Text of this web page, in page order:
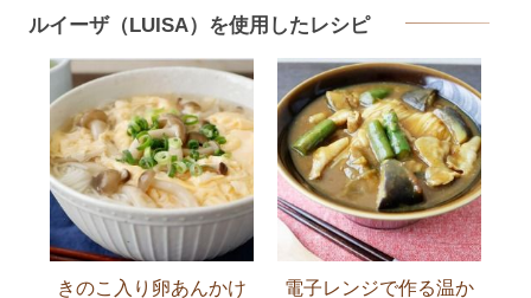
ルイーザ（LUISA）を使用したレシピ
きのこ入り卵あんかけ 電子レンジで作る温か